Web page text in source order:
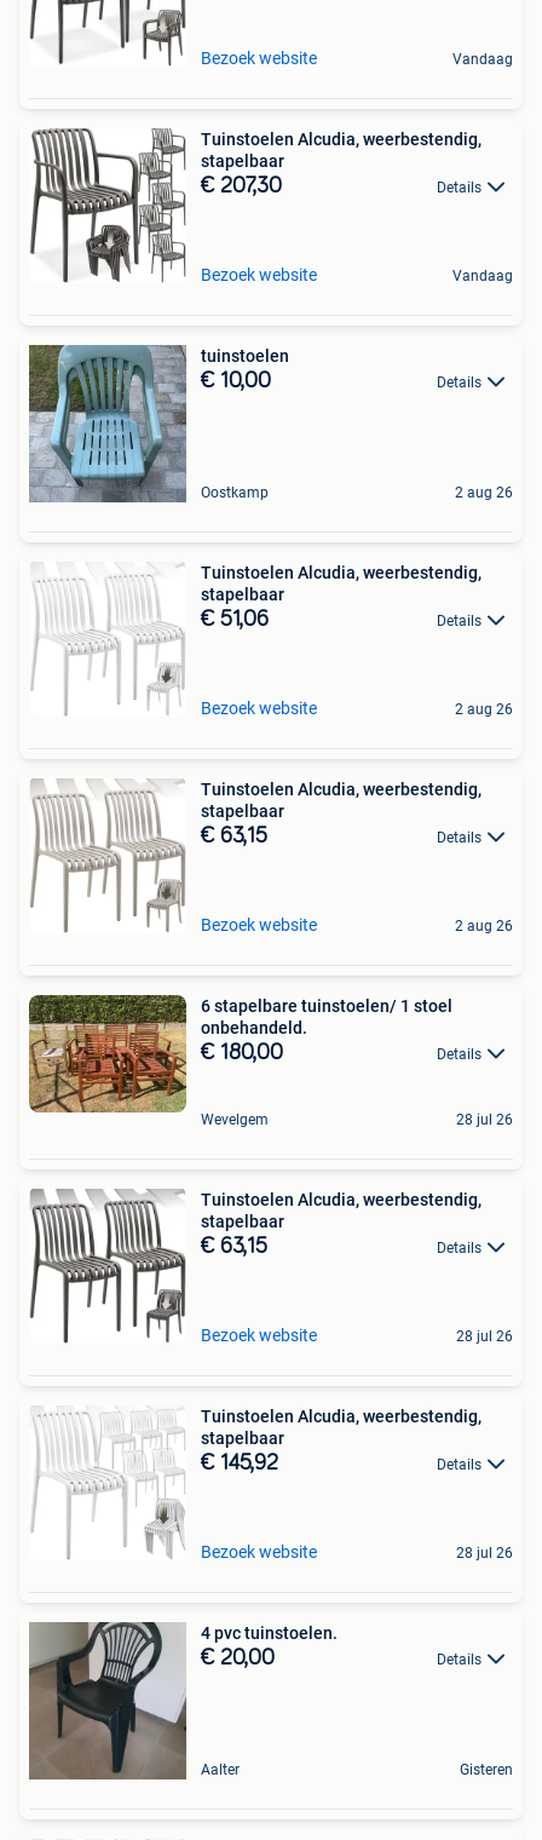
Bezoek website Vandaag
Tuinstoelen Alcudia, weerbestendig,
stapelbaar
€ 207,30 Details
Bezoek website Vandaag
tuinstoelen
€ 10,00 Details
Oostkamp 2 aug 26
Tuinstoelen Alcudia, weerbestendig,
stapelbaar
€ 51,06 Details
Bezoek website 2 aug 26
Tuinstoelen Alcudia, weerbestendig,
stapelbaar
€ 63,15 Details
Bezoek website 2 aug 26
6 stapelbare tuinstoelen/ 1 stoel
onbehandeld.
€ 180,00 Details
Wevelgem 28 jul 26
Tuinstoelen Alcudia, weerbestendig,
stapelbaar
€ 63,15 Details
Bezoek website 28 jul 26
Tuinstoelen Alcudia, weerbestendig,
stapelbaar
€ 145,92 Details
Bezoek website 28 jul 26
4 pvc tuinstoelen.
€ 20,00 Details
Aalter Gisteren